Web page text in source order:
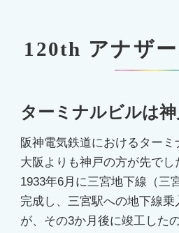
120th アナザ
ターミナルビルは
阪神電気鉄道におけるターミ
大阪よりも神戸の方が先で
1933年6月に三宮地下線（三
完成し、三宮駅への地下線乗
が、その3か月後に竣工した